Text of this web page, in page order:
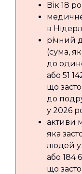
Вік 18
в
річний
(сума,
до
або 51
що
до
у 2026
активи
яка
людей у
або 184
що